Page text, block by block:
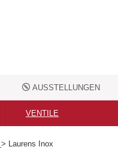
AUSSTELLUNGEN
VENTILE
Alle Ventile
> Laurens Inox